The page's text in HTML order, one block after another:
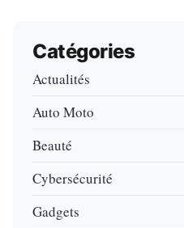
Catégories
Actualités
Auto Moto
Beauté
Cybersécurité
Gadgets